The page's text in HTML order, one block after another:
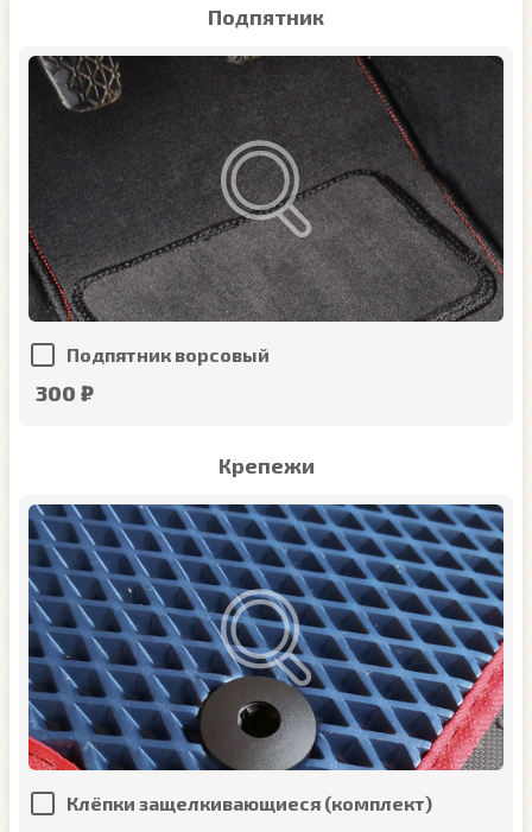
Подпятник
Подпятник ворсовый
300 ₽
Крепежи
Клёпки защелкивающиеся (комплект)